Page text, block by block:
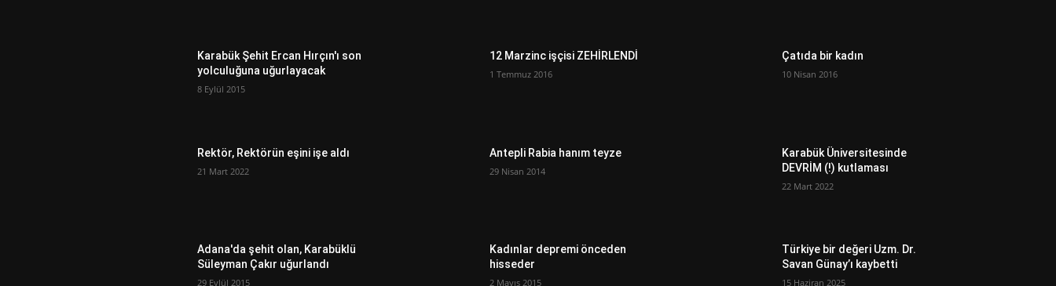
Karabük Şehit Ercan Hırçın'ı son
yolculuğuna uğurlayacak
8 Eylül 2015
Rektör, Rektörün eşini işe aldı
21 Mart 2022
Adana'da şehit olan, Karabüklü
Süleyman Çakır uğurlandı
29 Eylül 2015
12 Marzinc işçisi ZEHİRLENDİ
1 Temmuz 2016
Antepli Rabia hanım teyze
29 Nisan 2014
Kadınlar depremi önceden
hisseder
2 Mayıs 2015
Çatıda bir kadın
10 Nisan 2016
Karabük Üniversitesinde
DEVRİM (!) kutlaması
22 Mart 2022
Türkiye bir değeri Uzm. Dr.
Savan Günay’ı kaybetti
15 Haziran 2025